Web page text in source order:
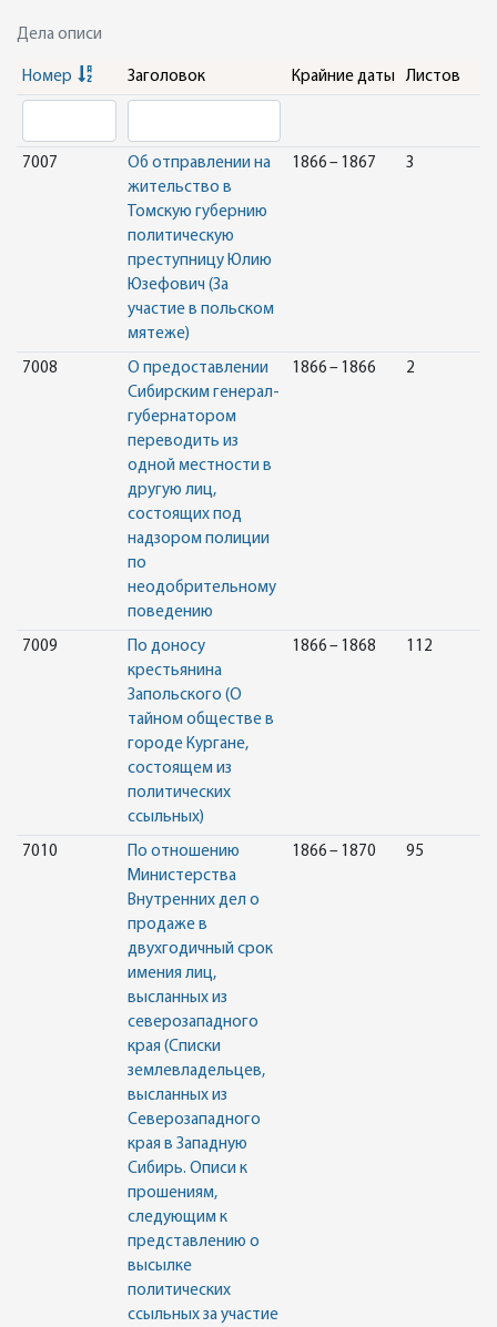
Дела описи
Номер Заголовок Крайние даты Листов
7007
Об отправлении на
жительство в
Томскую губернию
политическую
преступницу Юлию
Юзефович (За
участие в польском
мятеже)
1866 – 1867 3
7008
О предоставлении
Сибирским генерал-
губернатором
переводить из
одной местности в
другую лиц,
состоящих под
надзором полиции
по
неодобрительному
поведению
1866 – 1866 2
7009
По доносу
крестьянина
Запольского (О
тайном обществе в
городе Кургане,
состоящем из
политических
ссыльных)
1866 – 1868 112
7010
По отношению
Министерства
Внутренних дел о
продаже в
двухгодичный срок
имения лиц,
высланных из
северозападного
края (Списки
землевладельцев,
высланных из
Северозападного
края в Западную
Сибирь. Описи к
прошениям,
следующим к
представлению о
высылке
политических
ссыльных за участие
1866 – 1870 95